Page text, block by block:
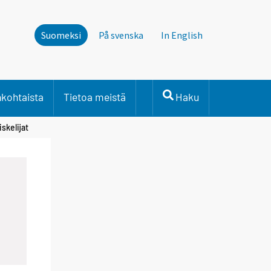
Suomeksi På svenska In English
Tietoa meistä Haku